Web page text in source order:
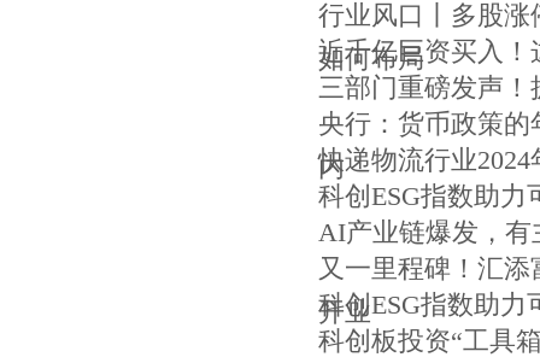
行业风口丨多股
如何布局
近千亿巨资买入！
三部门重磅发声！
央行：货币政策
内
快递物流行业
科创ESG指数助力
AI产业链爆发，有
又一里程碑！汇
开业
科创ESG指数助力
科创板投资“工具